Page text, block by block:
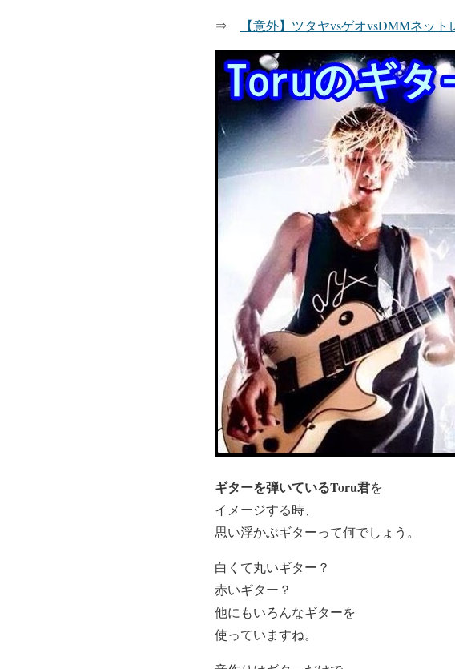
⇒ 【意外】ツタヤvsゲオvsDMMネッ
ギターを弾いているToru君を
イメージする時、
思い浮かぶギターって何でしょう。
白くて丸いギター？
赤いギター？
他にもいろんなギターを
使っていますね。